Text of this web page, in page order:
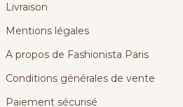
Livraison
Mentions légales
A propos de Fashionista Paris
Conditions générales de vente
Paiement sécurisé